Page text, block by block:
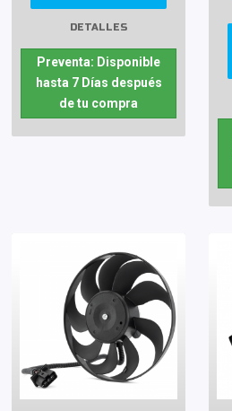
DETALLES
Preventa: Disponible
hasta 7 Días después
de tu compra